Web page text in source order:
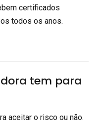
certificados
todos os anos.
tem para
aceitar o risco ou não.